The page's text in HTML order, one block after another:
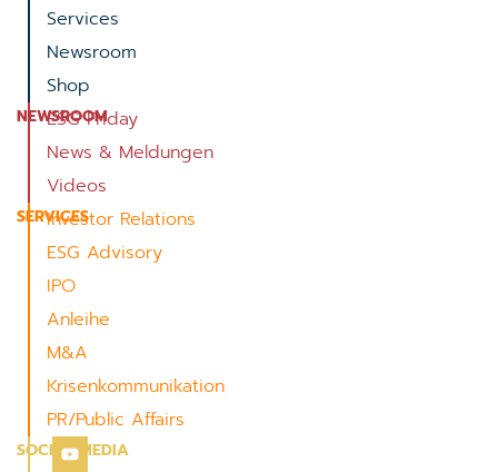
Services
Newsroom
Shop
NEWSROOM
ESG Friday
News & Meldungen
Videos
SERVICES
Investor Relations
ESG Advisory
IPO
Anleihe
M&A
Krisenkommunikation
PR/Public Affairs
SOCIAL MEDIA